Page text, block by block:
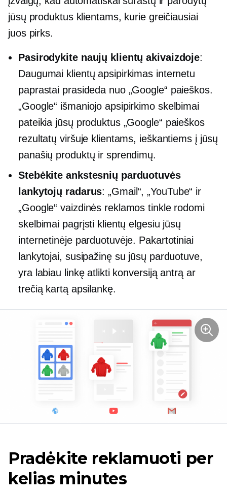
jūsų produktus klientams, kurie greičiausiai
juos pirks.
Pasirodykite naujų klientų akivaizdoje:
Daugumai klientų apsipirkimas internetu
paprastai prasideda nuo „Google“ paieškos.
„Google“ išmaniojo apsipirkimo skelbimai
pateikia jūsų produktus „Google“ paieškos
rezultatų viršuje klientams, ieškantiems į jūsų
panašių produktų ir sprendimų.
Stebėkite ankstesnių parduotuvės
lankytojų radarus: „Gmail“, „YouTube“ ir
„Google“ vaizdinės reklamos tinkle rodomi
skelbimai pagrįsti klientų elgesiu jūsų
internetinėje parduotuvėje. Pakartotiniai
lankytojai, susipažinę su jūsų parduotuve,
yra labiau linkę atlikti konversiją antrą ar
trečią kartą apsilankę.
Pradėkite reklamuoti per
kelias minutes